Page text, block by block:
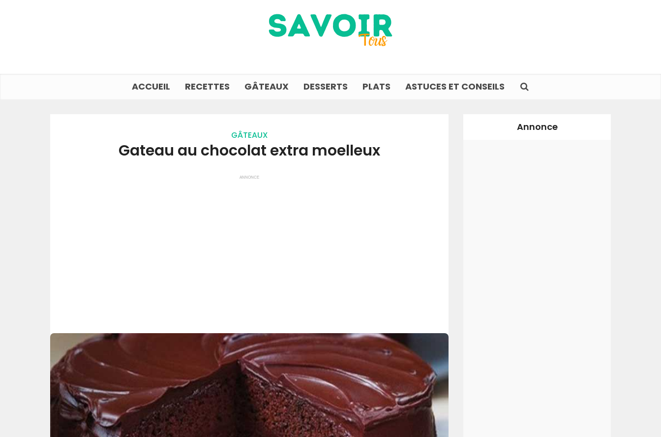
ACCUEIL RECETTES GÂTEAUX DESSERTS PLATS ASTUCES ET CONSEILS
GÂTEAUX
Gateau au chocolat extra moelleux
ANNONCE
Annonce